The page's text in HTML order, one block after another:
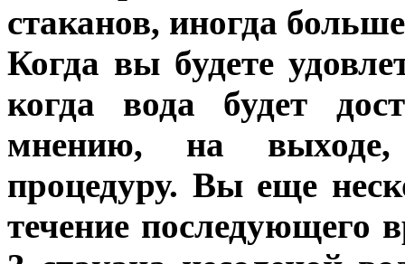
стаканов, иногда
Когда вы будете
когда вода будет
мнению, на
процедуру. Вы еще
течение последующего